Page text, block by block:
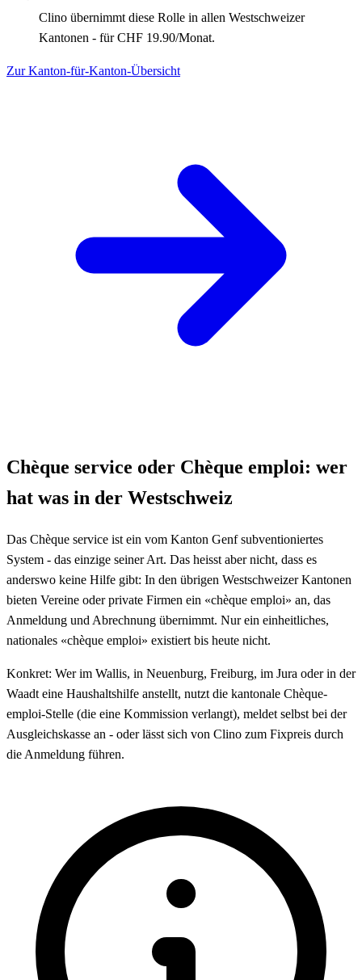
Clino übernimmt diese Rolle in allen Westschweizer
Kantonen - für CHF 19.90/Monat.
Zur Kanton-für-Kanton-Übersicht
Chèque service oder Chèque emploi: wer
hat was in der Westschweiz
Das Chèque service ist ein vom Kanton Genf subventioniertes
System - das einzige seiner Art. Das heisst aber nicht, dass es
anderswo keine Hilfe gibt: In den übrigen Westschweizer Kantonen
bieten Vereine oder private Firmen ein «chèque emploi» an, das
Anmeldung und Abrechnung übernimmt. Nur ein einheitliches,
nationales «chèque emploi» existiert bis heute nicht.
Konkret: Wer im Wallis, in Neuenburg, Freiburg, im Jura oder in der
Waadt eine Haushaltshilfe anstellt, nutzt die kantonale Chèque-
emploi-Stelle (die eine Kommission verlangt), meldet selbst bei der
Ausgleichskasse an - oder lässt sich von Clino zum Fixpreis durch
die Anmeldung führen.